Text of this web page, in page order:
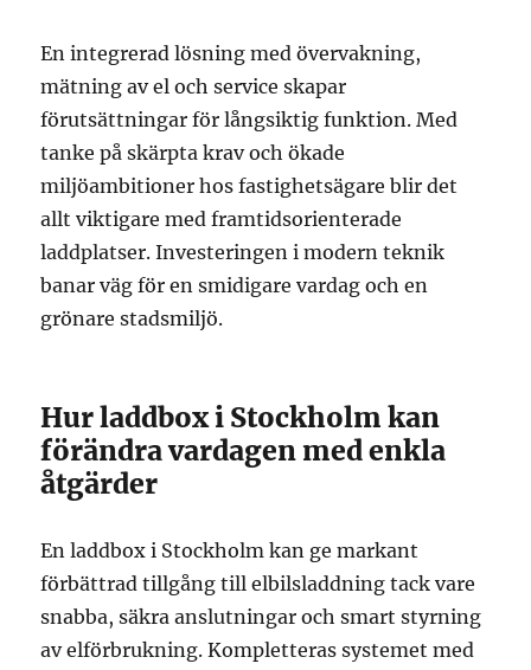
En integrerad lösning med övervakning,
mätning av el och service skapar
förutsättningar för långsiktig funktion. Med
tanke på skärpta krav och ökade
miljöambitioner hos fastighetsägare blir det
allt viktigare med framtidsorienterade
laddplatser. Investeringen i modern teknik
banar väg för en smidigare vardag och en
grönare stadsmiljö.
Hur laddbox i Stockholm kan
förändra vardagen med enkla
åtgärder
En laddbox i Stockholm kan ge markant
förbättrad tillgång till elbilsladdning tack vare
snabba, säkra anslutningar och smart styrning
av elförbrukning. Kompletteras systemet med